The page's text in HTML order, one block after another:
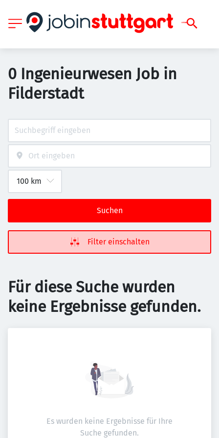
0 Ingenieurwesen Job in
Filderstadt
Suchen
Filter einschalten
Für diese Suche wurden
keine Ergebnisse gefunden.
Es wurden keine Ergebnisse für Ihre
Suche gefunden.